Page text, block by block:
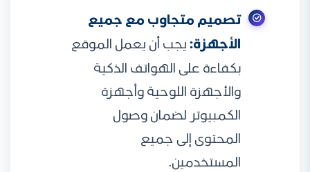
تصميم متجاوب مع جميع
الأجهزة:يجب أن يعمل الموقع
بكفاءة على الهواتف الذكية
والأجهزة اللوحية وأجهزة
الكمبيوتر لضمان وصول
المحتوى إلى جميع
المستخدمين.